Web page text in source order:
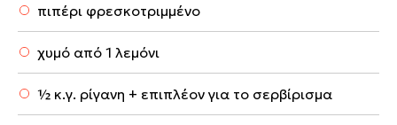
πιπέρι φρεσκοτριμμένο
χυμό από 1 λεμόνι
½ κ.γ. ρίγανη + επιπλέον για το σερβίρισμα